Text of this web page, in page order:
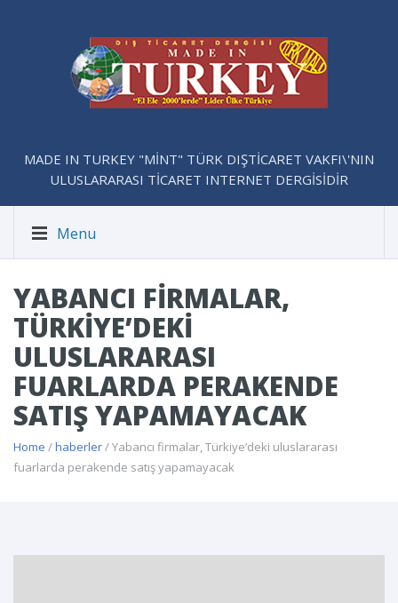
MADE IN TURKEY "MİNT" TÜRK DIŞTİCARET VAKFI\'NIN
ULUSLARARASI TİCARET INTERNET DERGİSİDİR
Menu
YABANCI FIRMALAR,
TÜRKIYE’DEKI
ULUSLARARASI
FUARLARDA PERAKENDE
SATIŞ YAPAMAYACAK
Home /haberler/ Yabancı firmalar, Türkiye’deki uluslararası
fuarlarda perakende satış yapamayacak